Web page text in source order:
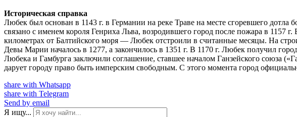
Историческая справка
Любек был основан в 1143 г. в Германии на реке Траве на месте сгоревшего дотла
связано с именем короля Генриха Льва, возродившего город после пожара в 1157
километрах от Балтийского моря — Любек отстроили в считанные месяцы. На
Девы Марии началось в 1277, а закончилось в 1351 г. В 1170 г. Любек получил
Любека и Гамбурга заключили соглашение, ставшее началом Ганзейского союза
дарует городу право быть имперским свободным. С этого момента город
share with Whatsapp
share with Telegram
Send by email
Я ищу...